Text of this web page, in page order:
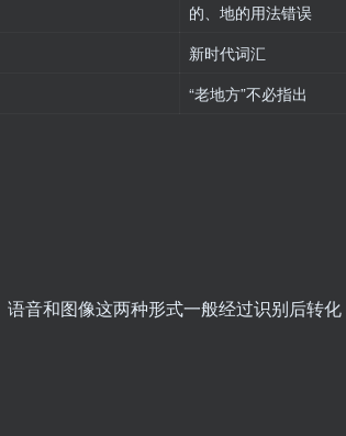
的、地的用法错误
新时代词汇
“老地方”不必指出
音和图像这两种形式一般经过识别后转化